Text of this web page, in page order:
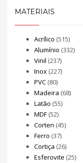
MATERIAIS
Acrílico (515)
Alumínio (332)
Vinil (237)
Inox (227)
PVC (80)
Madeira (68)
Latão (55)
MDF (52)
Corten (45)
Ferro (37)
Cortiça (26)
Esferovite (25)